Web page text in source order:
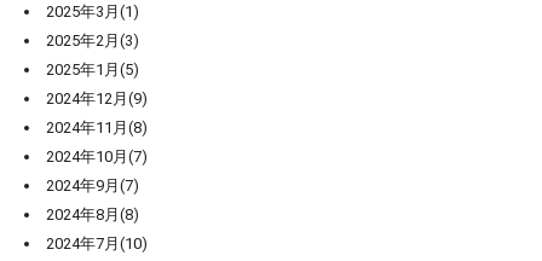
2025年3月(1)
2025年2月(3)
2025年1月(5)
2024年12月(9)
2024年11月(8)
2024年10月(7)
2024年9月(7)
2024年8月(8)
2024年7月(10)